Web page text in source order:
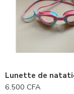
6.500 CFA